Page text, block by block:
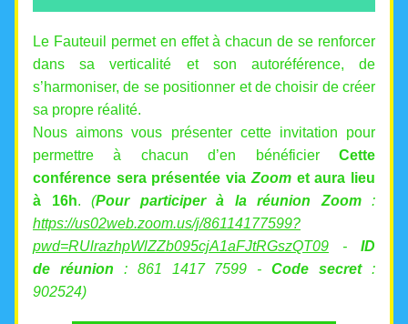
Le Fauteuil permet en effet à chacun de se renforcer
dans sa verticalité et son autoréférence, de
s’harmoniser, de se positionner et de choisir de créer
sa propre réalité.
Nous aimons vous présenter cette invitation pour
permettre à chacun d’en bénéficier Cette
conférence sera présentée via Zoom et aura lieu
à 16h. (Pour participer à la réunion Zoom
https://us02web.zoom.us/j/86114177599?
pwd=RUlrazhpWlZZb095cjA1aFJtRGszQT09 -
ID
de réunion : 861 1417 7599 - Code secret :
902524)